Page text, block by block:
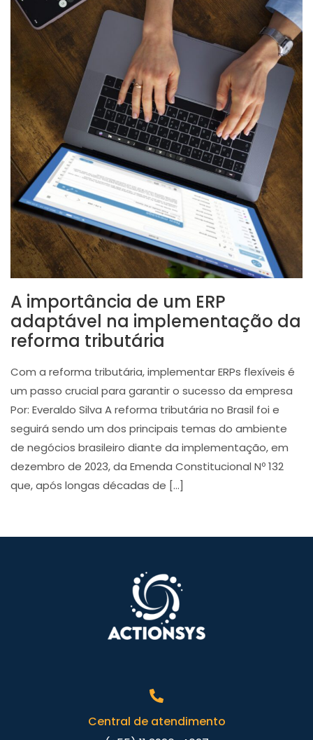
A importância de um ERP
adaptável na implementação da
reforma tributária
Com a reforma tributária, implementar ERPs flexíveis é
um passo crucial para garantir o sucesso da empresa
Por: Everaldo Silva A reforma tributária no Brasil foi e
seguirá sendo um dos principais temas do ambiente
de negócios brasileiro diante da implementação, em
dezembro de 2023, da Emenda Constitucional Nº 132
que, após longas décadas de […]
Central de atendimento